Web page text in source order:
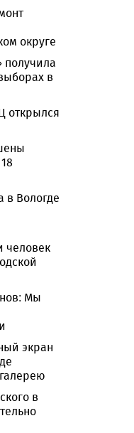
округе
получила
в
открылся
в Вологде
человек
Мы
экран
в